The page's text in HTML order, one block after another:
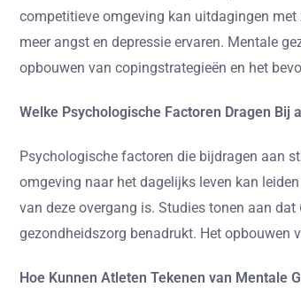
competitieve omgeving kan uitdagingen
meer angst en depressie ervaren. Mentale
opbouwen van copingstrategieën en het
Welke Psychologische Factoren Dragen Bij
Psychologische factoren die bijdragen aan
omgeving naar het dagelijks leven kan
van deze overgang is. Studies tonen aan
gezondheidszorg benadrukt. Het opbouwen
Hoe Kunnen Atleten Tekenen van Mentale